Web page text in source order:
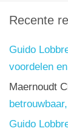
Recente
Guido
voordelen
Maernoudt
Guido